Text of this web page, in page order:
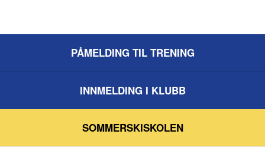
PÅMELDING TIL TRENING
INNMELDING I KLUBB
SOMMERSKISKOLEN